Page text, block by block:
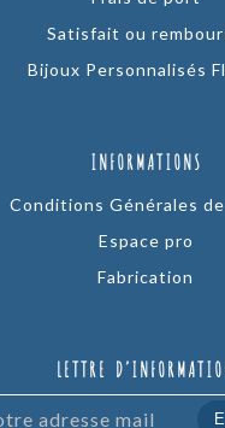
Satisfait ou
Bijoux Personnalisés
INFORMATIONS
Conditions Générales
Espace pro
Fabrication
LETTRE